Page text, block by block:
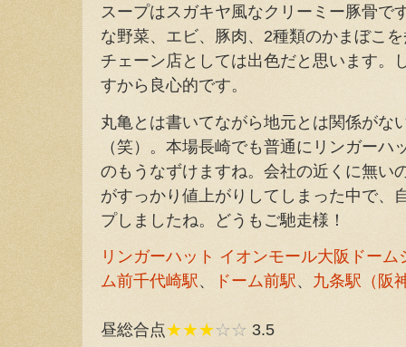
スープはスガキヤ風なクリーミー豚骨で
な野菜、エビ、豚肉、2種類のかまぼこ
チェーン店としては出色だと思います。
すから良心的です。
丸亀とは書いてながら地元とは関係がな
（笑）。本場長崎でも普通にリンガー
のもうなずけますね。会社の近くに無い
がすっかり値上がりしてしまった中で、
プしましたね。どうもご馳走様！
リンガーハット イオンモール大阪ドーム
ム前千代崎駅、 ドーム前駅、 九条駅（阪
昼総合点★★★☆☆ 3.5